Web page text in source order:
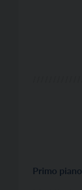
Primo piano